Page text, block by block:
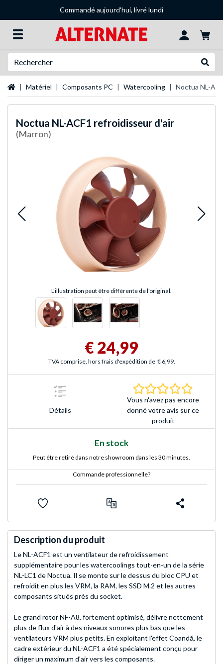
Commandé aujourd'hui, livré lundi
Page d'accueil
Matériel Composants PC Watercooling Noctua NL-
Noctua NL-ACF1 refroidisseur d'air
(Marron)
L'illustration peut être différente de l'original.
€ 24,99
TVA comprise, hors frais d'expédition de € 6,99.
Détails
Vous n'avez pas encore
donné votre avis sur ce
produit
En stock
Peut être retiré dans notre showroom dans les 30 minutes.
Commande professionnelle?
Description du produit
Le NL-ACF1 est un ventilateur de refroidissement
supplémentaire pour les watercoolings tout-en-un de la série
NL-LC1 de Noctua. Il se monte sur le dessus du bloc CPU et
refroidit en plus les VRM, la RAM, les SSD M.2 et les autres
composants situés près du socket.
Le grand rotor NF-A8, fortement optimisé, délivre nettement
plus de flux d'air à des niveaux sonores plus bas que les
ventilateurs VRM plus petits. En exploitant l'effet Coandă, le
cadre extérieur du NL-ACF1 a été spécialement conçu pour
diriger un maximum d'air vers les composants.